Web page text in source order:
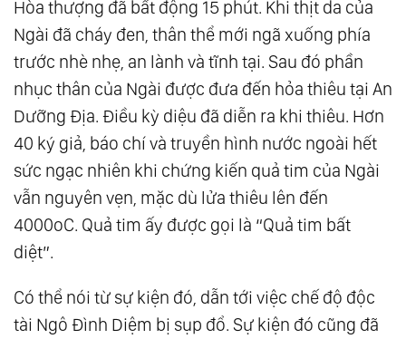
Hòa thượng đã bất động 15 phút. Khi thịt da của
Ngài đã cháy đen, thân thể mới ngã xuống phía
trước nhè nhẹ, an lành và tĩnh tại. Sau đó phần
nhục thân của Ngài được đưa đến hỏa thiêu tại An
Dưỡng Địa. Điều kỳ diệu đã diễn ra khi thiêu. Hơn
40 ký giả, báo chí và truyền hình nước ngoài hết
sức ngạc nhiên khi chứng kiến quả tim của Ngài
vẫn nguyên vẹn, mặc dù lửa thiêu lên đến
4000oC. Quả tim ấy được gọi là “Quả tim bất
diệt”.
Có thể nói từ sự kiện đó, dẫn tới việc chế độ độc
tài Ngô Đình Diệm bị sụp đổ. Sự kiện đó cũng đã